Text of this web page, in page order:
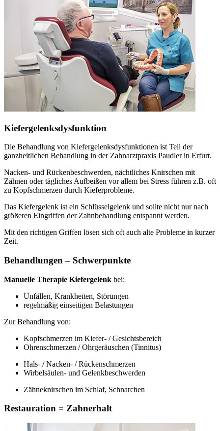
Kiefergelenksdysfunktion
Die Behandlung von Kiefergelenksdysfunktionen ist Teil der
ganzheitlichen Behandlung in der Zahnarztpraxis Paudler in Erfurt.
Nacken- und Rückenbeschwerden, nächtliches Knirschen mit
Zähnen oder tägliches Aufbeißen vor allem bei Stress führen z.B. oft
zu Kopfschmerzen durch Kieferprobleme.
Das Kiefergelenk ist ein Schlüsselgelenk und sollte nicht nur nach
größeren Eingriffen der Zahnbehandlung entspannt werden.
Mit den richtigen Griffen lösen sich oft auch alte Probleme in kurzer
Zeit.
Behandlungen – Schwerpunkte
Manuelle Therapie Kiefergelenk bei:
Unfällen, Krankheiten, Störungen
regelmäßig einseitigen Belastungen
Zur Behandlung von:
Kopfschmerzen im Kiefer- / Gesichtsbereich
Ohrenschmerzen / Ohrgeräuschen (Tinnitus)
Hals- / Nacken- / Rückenschmerzen
Wirbelsäulen- und Gelenkbeschwerden
Zähneknirschen im Schlaf, Schnarchen
Restauration = Zahnerhalt